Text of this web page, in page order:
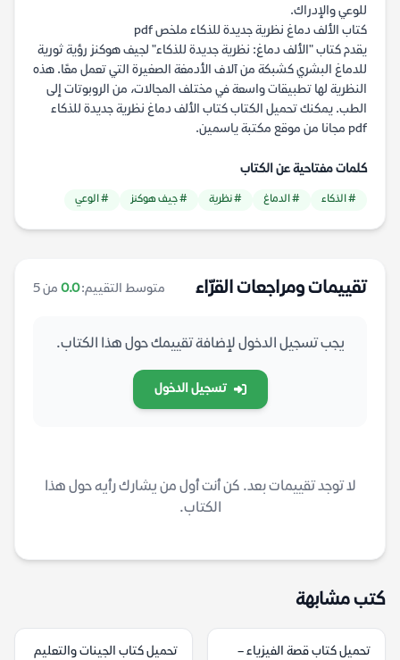
للوعي والإدراك.
كتاب الألف دماغ نظرية جديدة للذكاء ملخص pdf
يقدم كتاب "الألف دماغ: نظرية جديدة للذكاء" لجيف هوكنز رؤية ثورية
للدماغ البشري كشبكة من آلاف الأدمغة الصغيرة التي تعمل معًا. هذه
النظرية لها تطبيقات واسعة في مختلف المجالات، من الروبوتات إلى
الطب. يمكنك تحميل الكتاب كتاب الألف دماغ نظرية جديدة للذكاء
pdf مجانا من موقع مكتبة ياسمين.
كلمات مفتاحية عن الكتاب
# الذكاء # الدماغ # نظرية # جيف هوكنز # الوعي
تقييمات ومراجعات القرّاء متوسط التقييم:0.0 من 5
يجب تسجيل الدخول لإضافة تقييمك حول هذا الكتاب.
تسجيل الدخول
لا توجد تقييمات بعد. كن أنت أول من يشارك رأيه حول هذا
الكتاب.
كتب مشابهة
تحميل كتاب قصة الفيزياء –
تحميل كتاب الجينات والتعليم